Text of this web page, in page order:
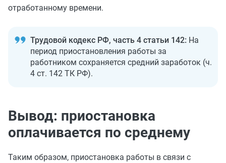
отработанному времени.
Трудовой кодекс РФ, часть 4 статьи 142: На
период приостановления работы за
работником сохраняется средний заработок (ч.
4 ст. 142 ТК РФ).
Вывод: приостановка
оплачивается по среднему
Таким образом, приостановка работы в связи с